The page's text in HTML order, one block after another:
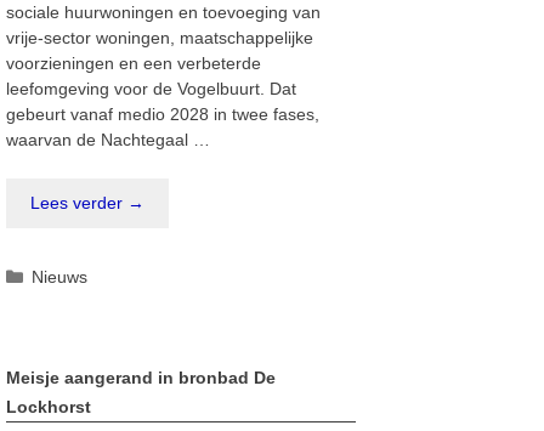
sociale huurwoningen en toevoeging van
vrije-sector woningen, maatschappelijke
voorzieningen en een verbeterde
leefomgeving voor de Vogelbuurt. Dat
gebeurt vanaf medio 2028 in twee fases,
waarvan de Nachtegaal …
Lees verder →
Categorieën
Nieuws
Meisje aangerand in bronbad De
Lockhorst